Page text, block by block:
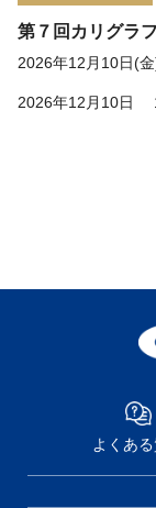
第７回カリグラ
2026年12月10日(
2026年12月10日
よくあ